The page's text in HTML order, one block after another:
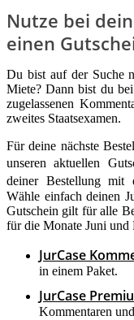
Nutze bei
einen
Du bist auf der Suche
Miete? Dann bist du
zugelassenen
zweites Staatsexamen.
Für deine nächste
unseren aktuellen
deiner Bestellung mit
Wähle einfach deinen
Gutschein gilt für alle
für die Monate Juni und
JurCase
in einem Paket.
JurCase
Kommentaren